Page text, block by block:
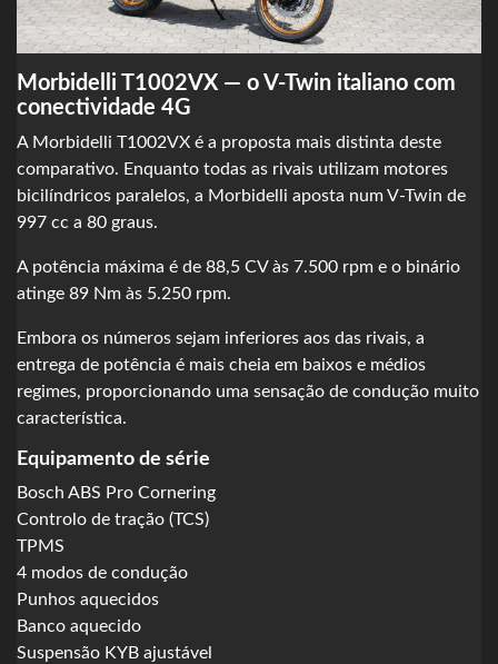
Morbidelli T1002VX — o V-Twin italiano com
conectividade 4G
A Morbidelli T1002VX é a proposta mais distinta deste
comparativo. Enquanto todas as rivais utilizam motores
bicilíndricos paralelos, a Morbidelli aposta num V-Twin de
997 cc a 80 graus.
A potência máxima é de 88,5 CV às 7.500 rpm e o binário
atinge 89 Nm às 5.250 rpm.
Embora os números sejam inferiores aos das rivais, a
entrega de potência é mais cheia em baixos e médios
regimes, proporcionando uma sensação de condução muito
característica.
Equipamento de série
Bosch ABS Pro Cornering
Controlo de tração (TCS)
TPMS
4 modos de condução
Punhos aquecidos
Banco aquecido
Suspensão KYB ajustável